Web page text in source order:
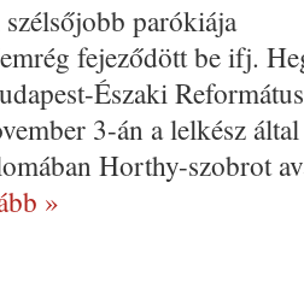
parókiája
fejeződött be ifj.
Északi
3-án a lelkész
Horthy-szobrot
»